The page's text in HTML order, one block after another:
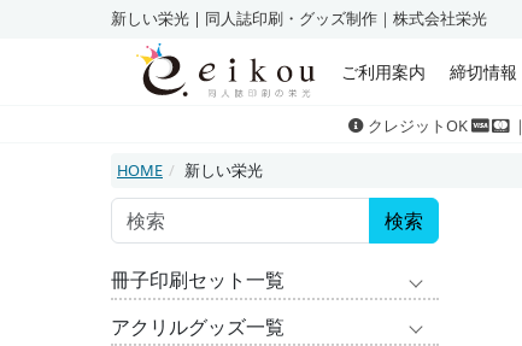
新しい栄光 | 同人誌印刷・グッズ制作｜株式会社栄光
ご利用案内 締切情報
クレジットOK ｜
HOME 新しい栄光
検索
冊子印刷セット一覧
アクリルグッズ一覧